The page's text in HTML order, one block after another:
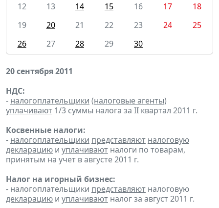
12
13 14 15 16 17
18
19
20 21 22 23 24
25
26
27 28 29 30
20 сентября 2011
НДС:
- налогоплательщики (налоговые агенты)
уплачивают 1/3 суммы налога за II квартал 2011 г.
Косвенные налоги:
- налогоплательщики представляют налоговую
декларацию и уплачивают налоги по товарам,
принятым на учет в августе 2011 г.
Налог на игорный бизнес:
- налогоплательщики представляют налоговую
декларацию и уплачивают налог за август 2011 г.